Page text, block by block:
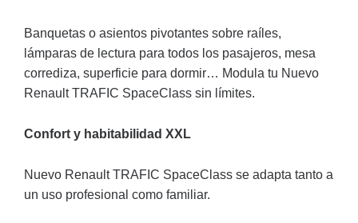
Banquetas o asientos pivotantes sobre raíles,
lámparas de lectura para todos los pasajeros, mesa
corrediza, superficie para dormir… Modula tu Nuevo
Renault TRAFIC SpaceClass sin límites.
Confort y habitabilidad XXL
Nuevo Renault TRAFIC SpaceClass se adapta tanto a
un uso profesional como familiar.